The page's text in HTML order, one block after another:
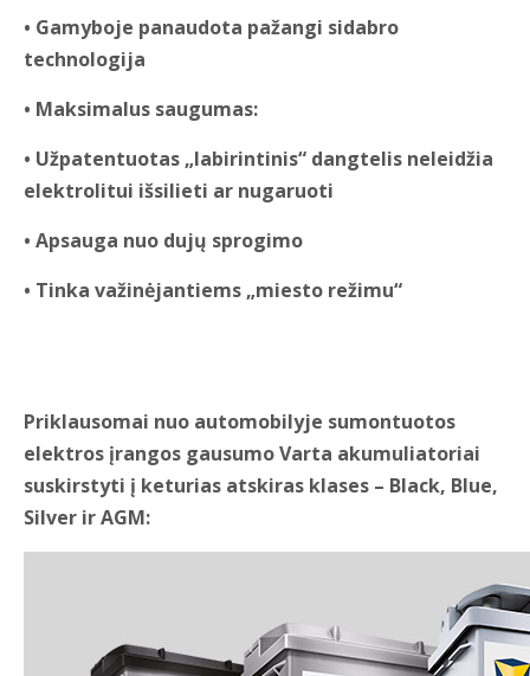
• Gamyboje panaudota pažangi sidabro
technologija
• Maksimalus saugumas:
• Užpatentuotas „labirintinis“ dangtelis neleidžia
elektrolitui išsilieti ar nugaruoti
• Apsauga nuo dujų sprogimo
• Tinka važinėjantiems „miesto režimu“
Priklausomai nuo automobilyje sumontuotos
elektros įrangos gausumo Varta akumuliatoriai
suskirstyti į keturias atskiras klases – Black, Blue,
Silver ir AGM: